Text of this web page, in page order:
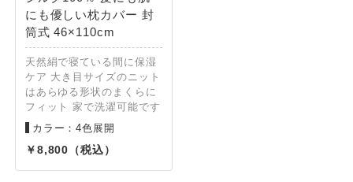
にも優しい枕カバー 封
筒式 46×110cm
天然絹で寝ている間に保湿
ケア 大き目サイズのニット
はあらゆる形状のまくらに
フィット 家で洗濯可能です
カラー：4色展開
8,800